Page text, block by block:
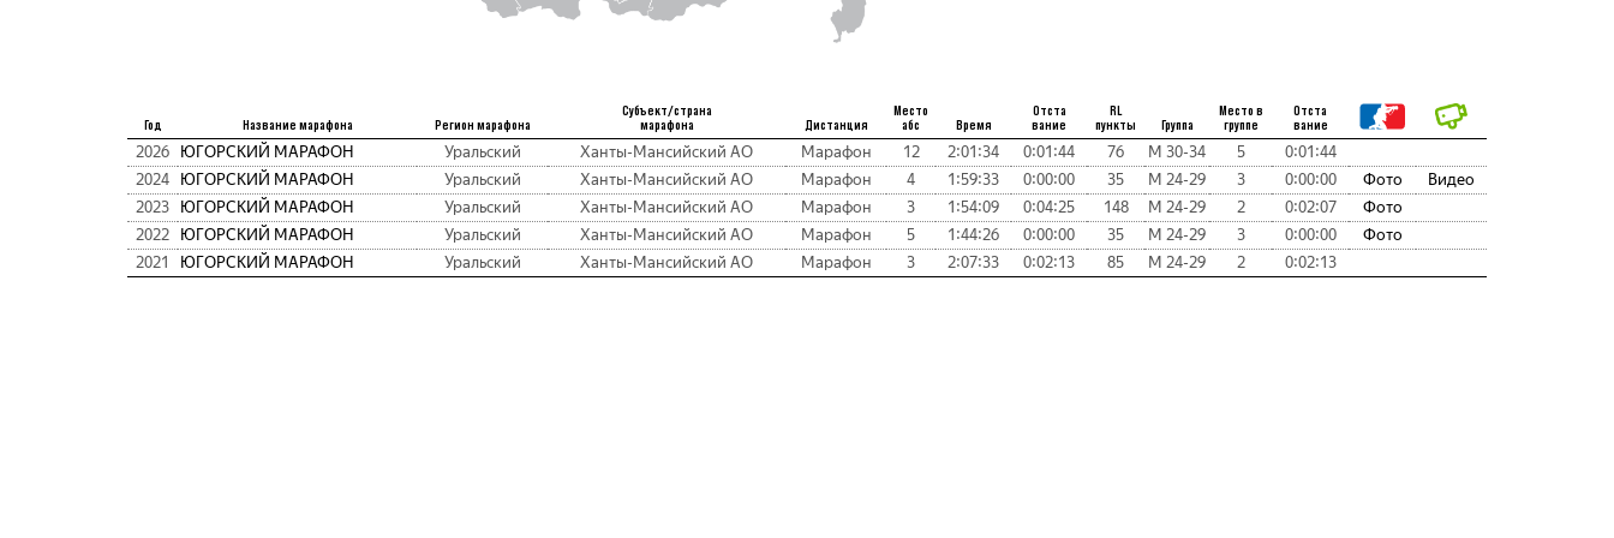
Год Название марафона Регион марафона
Субъект/страна
марафона
Дистанция
Место
абс
Время
Отста
вание
RL
пункты
Группа
Место в
группе
Отста
вание
2026 ЮГОРСКИЙ МАРАФОН Уральский Ханты-Мансийский АО Марафон 12 2:01:34 0:01:44 76 М 30-34 5
0:01:44
2024
ЮГОРСКИЙ МАРАФОН Уральский Ханты-Мансийский АО Марафон 4 1:59:33 0:00:00 35 М 24-29 3 0:00:00 Фото
Видео
2023
ЮГОРСКИЙ МАРАФОН Уральский Ханты-Мансийский АО Марафон 3 1:54:09 0:04:25 148 М 24-29 2 0:02:07
Фото
2022
ЮГОРСКИЙ МАРАФОН Уральский Ханты-Мансийский АО Марафон 5 1:44:26 0:00:00 35 М 24-29 3 0:00:00
Фото
2021
ЮГОРСКИЙ МАРАФОН Уральский Ханты-Мансийский АО Марафон 3 2:07:33 0:02:13 85 М 24-29 2 0:02:13